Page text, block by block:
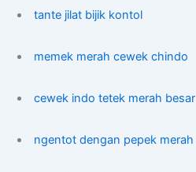
tante jilat bijik kontol
memek merah cewek chindo
cewek indo tetek merah besar
ngentot dengan pepek merah